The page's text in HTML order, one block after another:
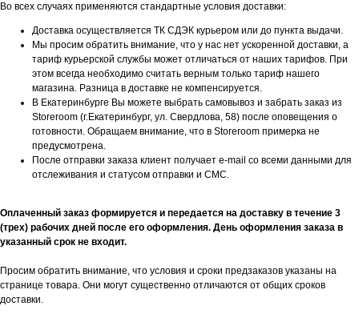
Во всех случаях применяются стандартные условия доставки:
Доставка осуществляется ТК СДЭК курьером или до пункта выдачи.
Мы просим обратить внимание, что у нас нет ускоренной доставки, а
тариф курьерской службы может отличаться от наших тарифов. При
этом всегда необходимо считать верным только тариф нашего
магазина. Разница в доставке не компенсируется.
В Екатеринбурге Вы можете выбрать самовывоз и забрать заказ из
Storeroom (г.Екатеринбург, ул. Свердлова, 58) после оповещения о
готовности. Обращаем внимание, что в Storeroom примерка не
предусмотрена.
После отправки заказа клиент получает e-mail со всеми данными для
отслеживания и статусом отправки и СМС.
Оплаченный заказ формируется и передается на доставку в течение 3
(трех) рабочих дней после его оформления. День оформления заказа в
указанный срок не входит.
Просим обратить внимание, что условия и сроки предзаказов указаны на
странице товара. Они могут существенно отличаются от общих сроков
доставки.